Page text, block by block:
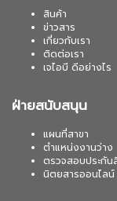
สินค้า
ข่าวสาร
เกี่ยวกับเรา
ติดต่อเรา
เจไอบี ดีอย่างไร
ฝ่ายสนับสนุน
แผนที่สาขา
ตำแหน่งงานว่าง
ตรวจสอบประกัน
นิตยสารออนไลน์